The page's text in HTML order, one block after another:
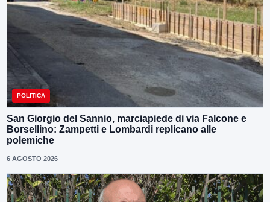
POLITICA
San Giorgio del Sannio, marciapiede di via Falcone e
Borsellino: Zampetti e Lombardi replicano alle
polemiche
6 AGOSTO 2026